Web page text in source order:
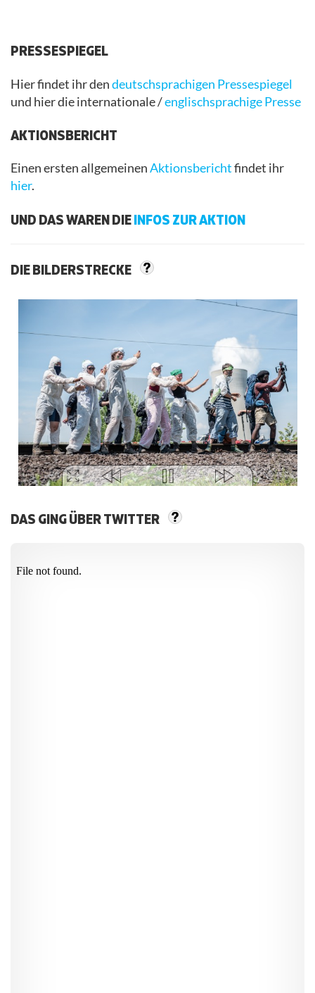
PRESSESPIEGEL
Hier findet ihr dendeutschsprachigen Pressespiegel
und hier die internationale /englischsprachige Presse
AKTIONSBERICHT
Einen ersten allgemeinenAktionsberichtfindet ihr
hier.
UND DAS WAREN DIEINFOS ZUR AKTION
DIE BILDERSTRECKE
DAS GING ÜBER TWITTER